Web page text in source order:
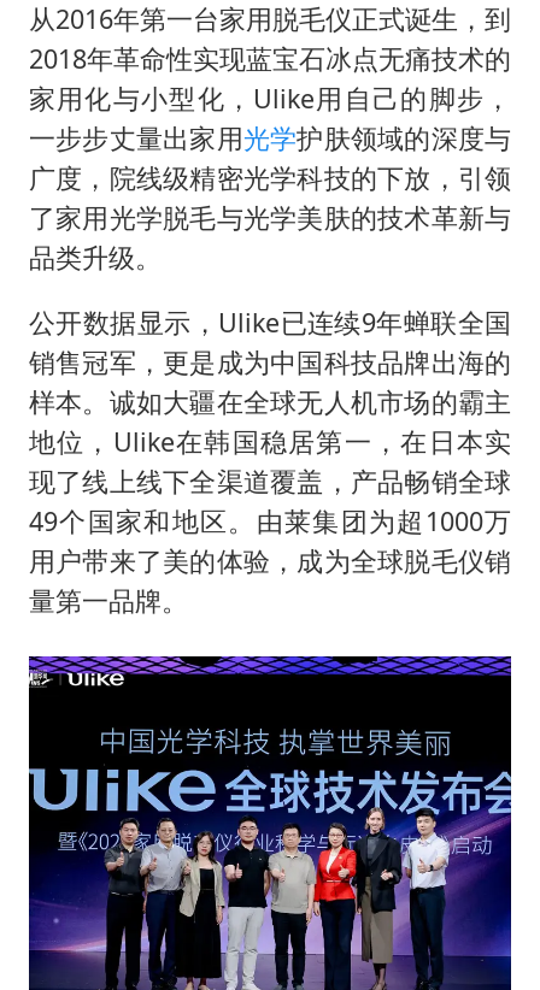
从2016年第一台家用脱毛仪正式诞生，到
2018年革命性实现蓝宝石冰点无痛技术的
家用化与小型化，Ulike用自己的脚步，
一步步丈量出家用光学护肤领域的深度与
广度，院线级精密光学科技的下放，引领
了家用光学脱毛与光学美肤的技术革新与
品类升级。
公开数据显示，Ulike已连续9年蝉联全国
销售冠军，更是成为中国科技品牌出海的
样本。诚如大疆在全球无人机市场的霸主
地位，Ulike在韩国稳居第一，在日本实
现了线上线下全渠道覆盖，产品畅销全球
49个国家和地区。由莱集团为超1000万
用户带来了美的体验，成为全球脱毛仪销
量第一品牌。